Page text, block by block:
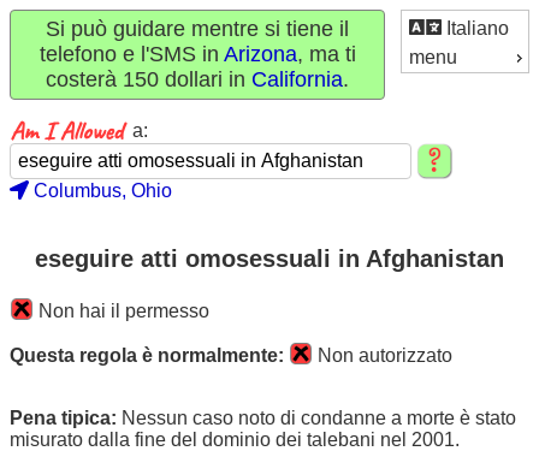
Italiano
menu
Si può guidare mentre si tiene il
telefono e l'SMS in Arizona, ma ti
costerà 150 dollari in California.
a:
Columbus, Ohio
eseguire atti omosessuali in Afghanistan
Non hai il permesso
Questa regola è normalmente: Non autorizzato
Pena tipica: Nessun caso noto di condanne a morte è stato
misurato dalla fine del dominio dei talebani nel 2001.